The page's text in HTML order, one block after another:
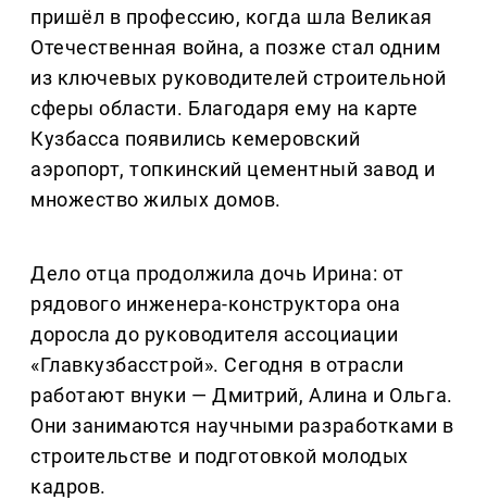
пришёл в профессию, когда шла Великая
Отечественная война, а позже стал одним
из ключевых руководителей строительной
сферы области. Благодаря ему на карте
Кузбасса появились кемеровский
аэропорт, топкинский цементный завод и
множество жилых домов.
Дело отца продолжила дочь Ирина: от
рядового инженера-конструктора она
доросла до руководителя ассоциации
«Главкузбасстрой». Сегодня в отрасли
работают внуки — Дмитрий, Алина и Ольга.
Они занимаются научными разработками в
строительстве и подготовкой молодых
кадров.